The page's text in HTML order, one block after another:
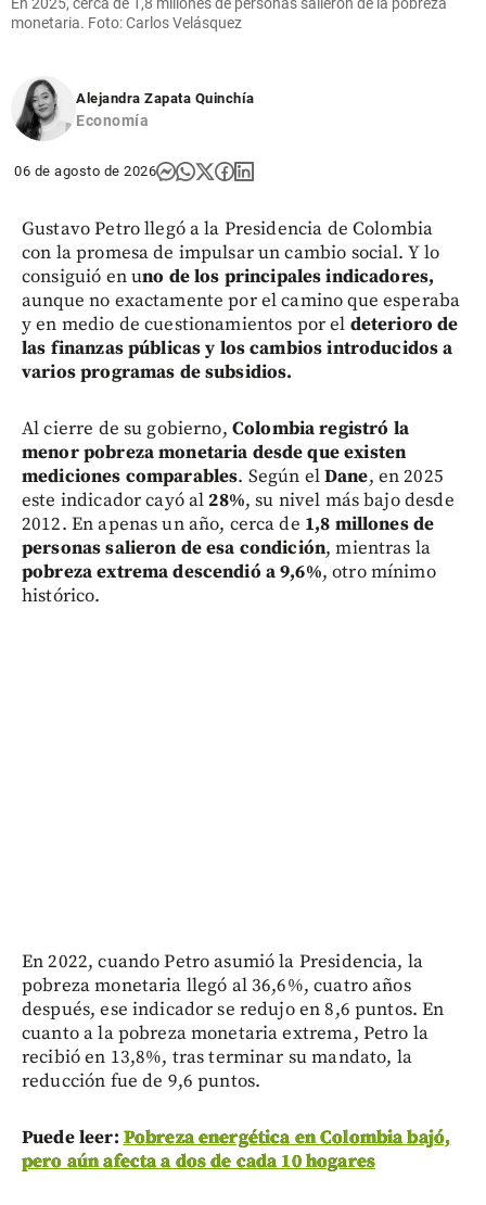
En 2025, cerca de 1,8 millones de personas salieron de la pobreza
monetaria. Foto: Carlos Velásquez
Alejandra Zapata Quinchía
Economía
06 de agosto de 2026
Gustavo Petro llegó a la Presidencia de Colombia
con la promesa de impulsar un cambio social. Y lo
consiguió en uno de los principales indicadores,
aunque no exactamente por el camino que esperaba
y en medio de cuestionamientos por el deterioro de
las finanzas públicas y los cambios introducidos a
varios programas de subsidios.
Al cierre de su gobierno, Colombia registró la
menor pobreza monetaria desde que existen
mediciones comparables. Según elDane, en 2025
este indicador cayó al28%, su nivel más bajo desde
2012. En apenas un año, cerca de 1,8 millones de
personas salieron de esa condición, mientras la
pobreza extrema descendió a 9,6%, otro mínimo
histórico.
En 2022, cuando Petro asumió la Presidencia, la
pobreza monetaria llegó al 36,6%, cuatro años
después, ese indicador se redujo en 8,6 puntos. En
cuanto a la pobreza monetaria extrema, Petro la
recibió en 13,8%, tras terminar su mandato, la
reducción fue de 9,6 puntos.
Puede leer: Pobreza energética en Colombia bajó,
pero aún afecta a dos de cada 10 hogares